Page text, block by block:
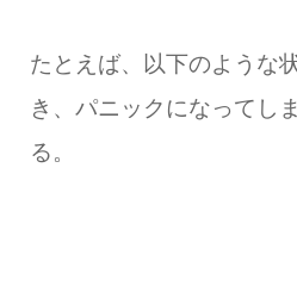
たとえば、以下のような
き、パニックになってし
る。